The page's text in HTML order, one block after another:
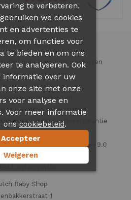
Baby Shop
babymelk producten
15 echte merken
anders goedkoper
verzendkosten
waar dan ook ter wereld
€ 500 en 100% aflevergarantie
en vertrouwd
beoordeeld met een 9.0
informatie
Baby Shop
1
te verbeteren.
we cookies
en advertenties te
om functies voor
te bieden en om ons
te analyseren. Ook
informatie over uw
onze site met onze
voor analyse en
Voor meer informatie
ons cookiebeleid.
Accepteer
Weigeren